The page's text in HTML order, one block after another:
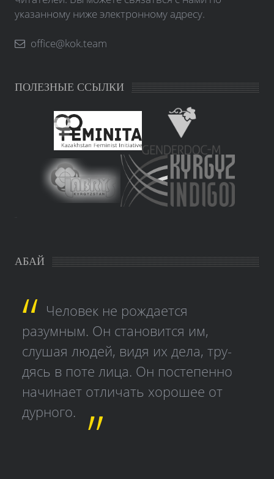
указанному ниже электронному адресу.
office@kok.team
ПОЛЕЗНЫЕ ССЫЛКИ
АБАЙ
Человек не рождается
разумным. Он становится им,
слушая людей, видя их дела, тру­
дясь в поте лица. Он постепенно
начинает отличать хорошее от
дурного.